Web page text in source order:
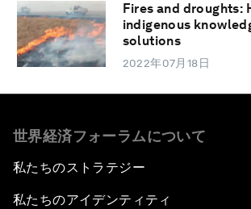
Fires and droughts:
indigenous
solutions
2022年07月18日
世界経済フォーラムについて
私たちのストラテジー
私たちのアイデンティティ